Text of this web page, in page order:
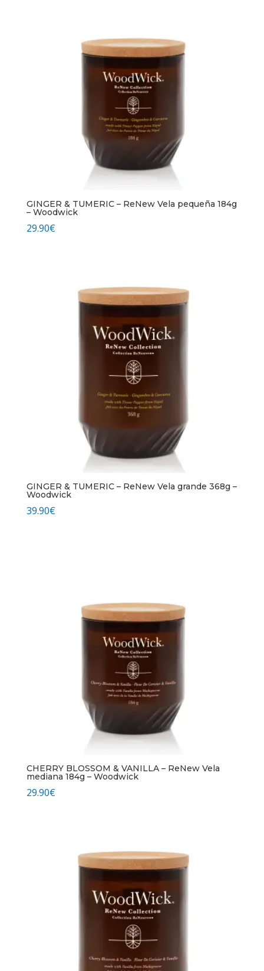
GINGER & TUMERIC – ReNew Vela pequeña 184g
– Woodwick
29.90€
GINGER & TUMERIC – ReNew Vela grande 368g –
Woodwick
39.90€
CHERRY BLOSSOM & VANILLA – ReNew Vela
mediana 184g – Woodwick
29.90€